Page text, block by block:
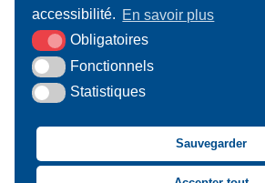
accessibilité. En savoir plus
Obligatoires
Fonctionnels
Statistiques
Sauvegarder
UAMC- 4, Bis Avenue du Canada
02 31 15 55 10
Suivez-nous
Suivez-